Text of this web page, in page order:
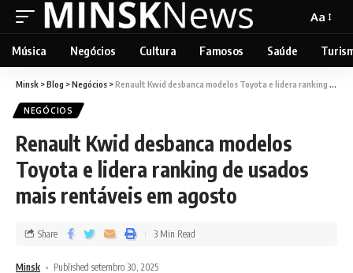
Aa
Música Negócios Cultura Famosos Saúde
Minsk >Blog >Negócios >Renault Kwid desbanca modelos Toyota e lidera ranking de usados mais rentáveis em agosto
NEGÓCIOS
Renault Kwid desbanca modelos
Toyota e lidera ranking de usados
mais rentáveis em agosto
Minsk Published setembro 30, 2025
Share 3 Min Read